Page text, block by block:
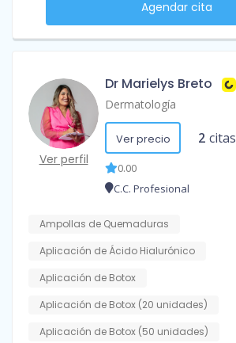
Agendar cita
Ver perfil
Dr Marielys Breto
Dermatología
Ver precio 2 citas
0.00
C.C. Profesional
Ampollas de Quemaduras
Aplicación de Ácido Hialurónico
Aplicación de Botox
Aplicación de Botox (20 unidades)
Aplicación de Botox (50 unidades)